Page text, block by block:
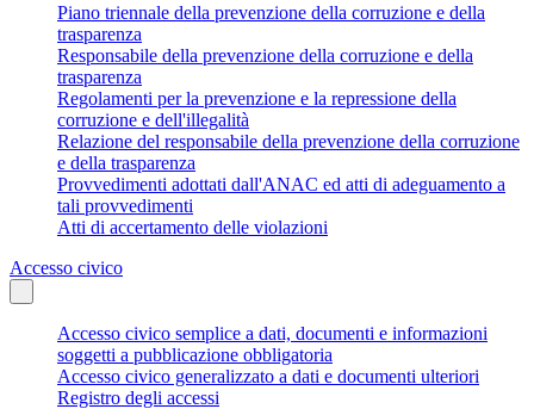
Piano triennale della prevenzione della corruzione e della
trasparenza
Responsabile della prevenzione della corruzione e della
trasparenza
Regolamenti per la prevenzione e la repressione della
corruzione e dell'illegalità
Relazione del responsabile della prevenzione della corruzione
e della trasparenza
Provvedimenti adottati dall'ANAC ed atti di adeguamento a
tali provvedimenti
Atti di accertamento delle violazioni
Accesso civico
Accesso civico semplice a dati, documenti e informazioni
soggetti a pubblicazione obbligatoria
Accesso civico generalizzato a dati e documenti ulteriori
Registro degli accessi